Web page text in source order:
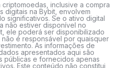
criptomoedas, inclusive a compra
digitais na Bybit, envolvem
significativos. Se o ativo digital
não estiver disponível no
ele poderá ser disponibilizado
não é responsável por quaisquer
As informações de
apresentados aqui são
públicas e fornecidos apenas
Este conteúdo não constitui